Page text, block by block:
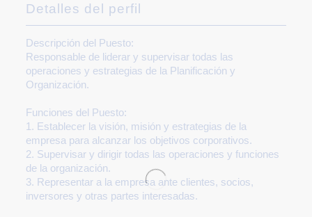
Detalles del perfil
Descripción del Puesto:
Responsable de liderar y supervisar todas las
operaciones y estrategias de la Planificación y
Organización.
Funciones del Puesto:
1. Establecer la visión, misión y estrategias de la
empresa para alcanzar los objetivos corporativos.
2. Supervisar y dirigir todas las operaciones y funciones
de la organización.
3. Representar a la empresa ante clientes, socios,
inversores y otras partes interesadas.